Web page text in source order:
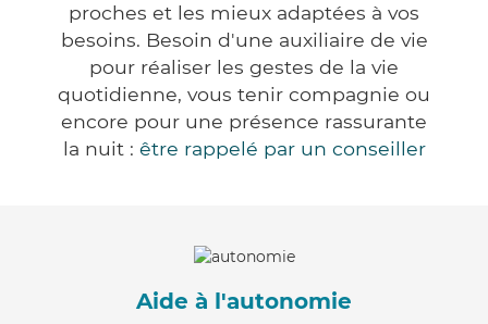
proches et les mieux adaptées à vos
besoins. Besoin d'une auxiliaire de vie
pour réaliser les gestes de la vie
quotidienne, vous tenir compagnie ou
encore pour une présence rassurante
la nuit : être rappelé par un conseiller
Aide à l'autonomie